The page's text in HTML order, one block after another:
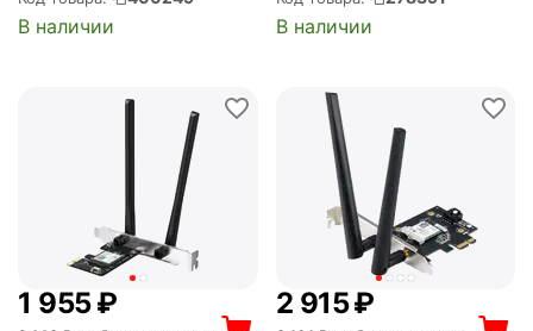
Express Adapter (Archer
TX20E)
В наличии
стандарт Bluetooth: 5.0,
максимальная скорость
В наличии
1 955₽ 2 915₽